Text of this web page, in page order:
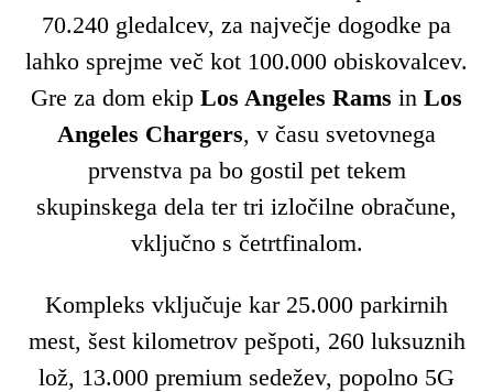
70.240 gledalcev, za največje dogodke pa
lahko sprejme več kot 100.000 obiskovalcev.
Gre za dom ekip Los Angeles Rams in Los
Angeles Chargers, v času svetovnega
prvenstva pa bo gostil pet tekem
skupinskega dela ter tri izločilne obračune,
vključno s četrtfinalom.
Kompleks vključuje kar 25.000 parkirnih
mest, šest kilometrov pešpoti, 260 luksuznih
lož, 13.000 premium sedežev, popolno 5G